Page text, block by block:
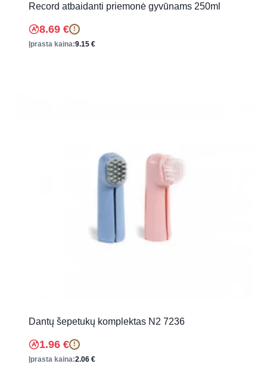
Record atbaidanti priemonė gyvūnams 250ml
8.69 € !
Įprasta kaina:9.15 €
Dantų šepetukų komplektas N2 7236
1.96 € !
Įprasta kaina:2.06 €